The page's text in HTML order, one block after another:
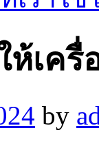
เครื่
by